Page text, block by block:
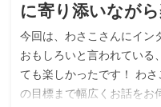
に寄り添いなが
今回は、わさこさんにイン
おもしろいと言われている
ても楽しかったです！ わ
の目標まで幅広くお話をお